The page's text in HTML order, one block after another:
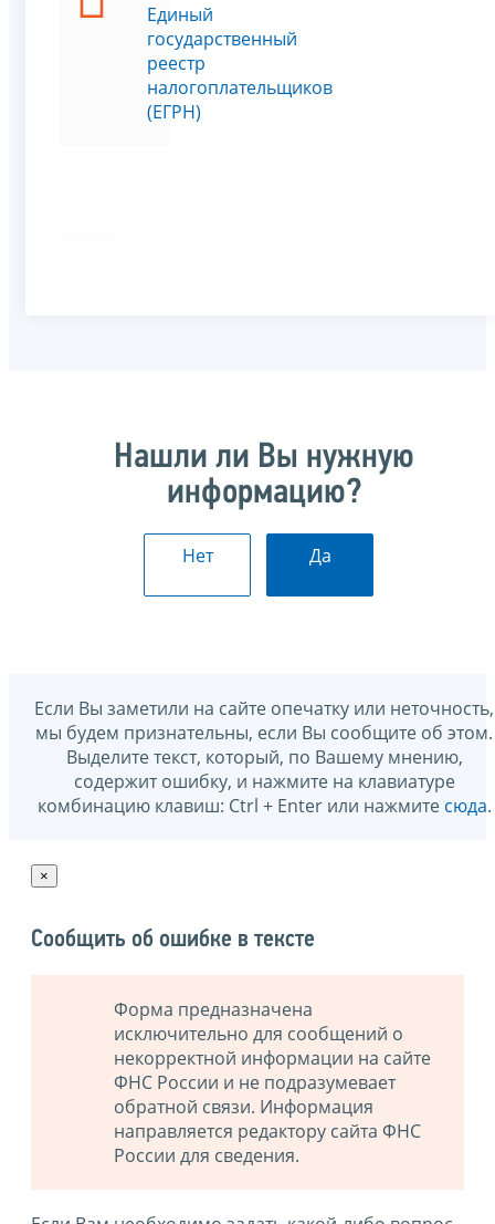
Единый
государственный
реестр
налогоплательщиков
(ЕГРН)
Нашли ли Вы нужную
информацию?
Нет Да
Если Вы заметили на сайте опечатку или неточность,
мы будем признательны, если Вы сообщите об этом.
Выделите текст, который, по Вашему мнению,
содержит ошибку, и нажмите на клавиатуре
комбинацию клавиш: Ctrl + Enter или нажмите сюда.
×
Сообщить об ошибке в тексте
Форма предназначена
исключительно для сообщений о
некорректной информации на сайте
ФНС России и не подразумевает
обратной связи. Информация
направляется редактору сайта ФНС
России для сведения.